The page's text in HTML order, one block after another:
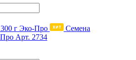
Семена
Арт. 2734